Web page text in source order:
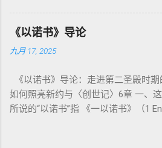
为我耶和华你们的神是圣洁的。”（利
整卷书的中心神学。希伯来文“קָדוֹשׁ”（kadosh）不仅意味着道
德上的圣洁，更意味着“分别出来”、“
中活出“圣洁”。圣洁不仅是内心态度
祭制度：与神相交的通道 前七章详细
（olah）：全然献上，象征奉献与赎
团契的象征； 赎罪祭 （chatat）：
《以诺书》导论
九月 17, 2025
《以诺书》导论：走进第二圣殿时期
如何照亮新约与〈创世记〉6章 一、
所说的“以诺书”指 《一以诺书》（1
世纪），虽不在犹太/基督教主流正